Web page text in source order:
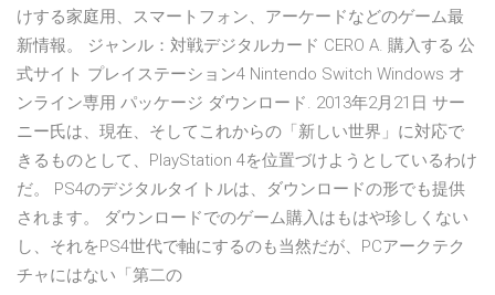
けする家庭用、スマートフォン、アーケードなどのゲーム最
新情報。 ジャンル：対戦デジタルカード CERO A. 購入する 公
式サイト プレイステーション4 Nintendo Switch Windows オ
ンライン専用 パッケージ ダウンロード. 2013年2月21日 サー
ニー氏は、現在、そしてこれからの「新しい世界」に対応で
きるものとして、PlayStation 4を位置づけようとしているわけ
だ。 PS4のデジタルタイトルは、ダウンロードの形でも提供
されます。 ダウンロードでのゲーム購入はもはや珍しくない
し、それをPS4世代で軸にするのも当然だが、PCアークテク
チャにはない「第二の